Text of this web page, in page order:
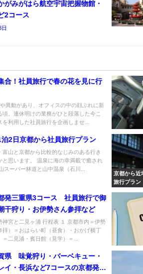
がみがはら航空宇宙把握物館・
2コース
合！社員旅行で春の花を見に行
異動があり、オフィスの中の顔ぶれに新
頃。連休明けの業務がひと段落した今こ
を利用した社員旅行を企画しませ...
2日京都から社員旅行プラン
富山と京都から比較的なじみのある行き
と思います。 温泉に海の幸満載で癒され
スーパー林道と山中温泉（石川...
京都から近
旅行プラン
発三重県3コース 社員旅行で御
干狩り・お伊勢さん参拝など
宮と二見ヶ浦 行程表 １ 京都市内＝伊勢
拝）＝おはらい町（昼食）・おかげ横丁
＝二見浦・賓日館（見学）＝...
県 味覚狩り・バーベキュー・
イ・長浜など7コースの京都発社